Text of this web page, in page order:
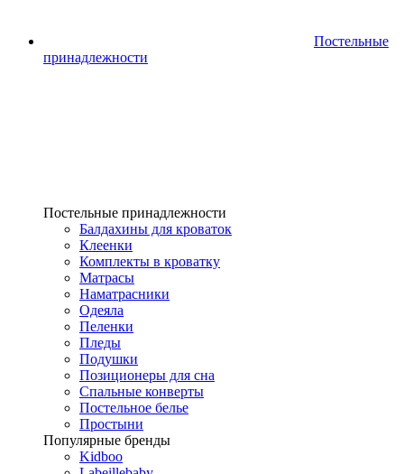
Постельные
принадлежности
Постельные принадлежности
Балдахины для кроваток
Клеенки
Комплекты в кроватку
Матрасы
Наматрасники
Одеяла
Пеленки
Пледы
Подушки
Позиционеры для сна
Спальные конверты
Постельное белье
Простыни
Популярные бренды
Kidboo